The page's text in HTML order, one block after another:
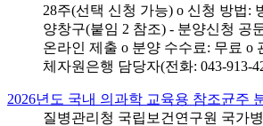
28주(선택 신청 가능) o 신청 방법:
양창구(붙임 2 참조) - 분양신청 공
온라인 제출 o 분양 수수료: 무료 o
체자원은행 담당자(전화: 043-913-
2026년도 국내 의과학 교육용 참조균주
질병관리청 국립보건연구원 국가